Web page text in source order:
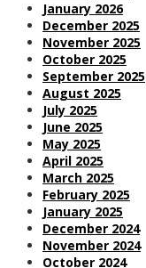
January 2026
December 2025
November 2025
October 2025
September 2025
August 2025
July 2025
June 2025
May 2025
April 2025
March 2025
February 2025
January 2025
December 2024
November 2024
October 2024